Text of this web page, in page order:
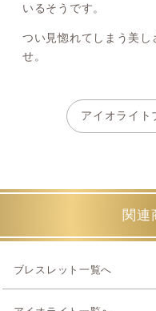
いるそうです。
つい見惚れてしまう美し
せ。
アイオライト
関連
ブレスレット一覧へ